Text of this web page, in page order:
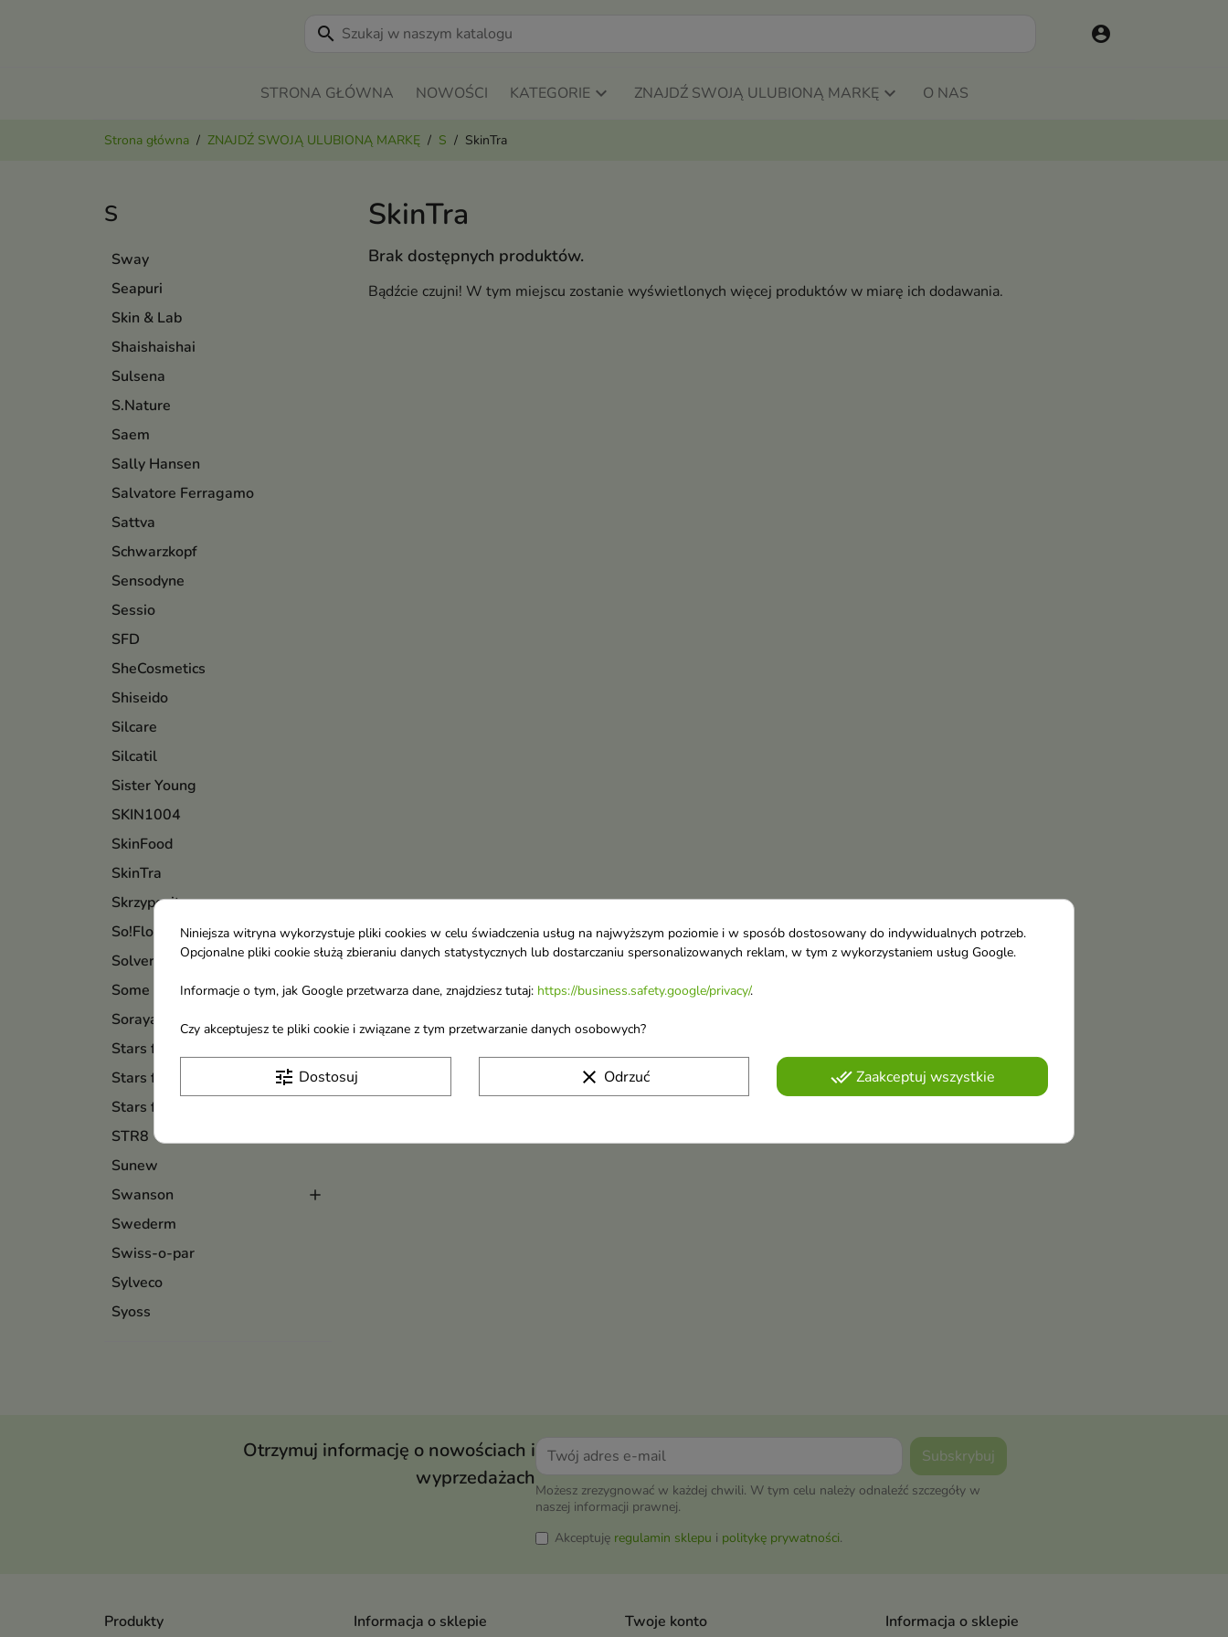
search account_circle
STRONA GŁÓWNA NOWOŚCI KATEGORIE ZNAJDŹ SWOJĄ ULUBIONĄ MARKĘ O NAS
Strona główna ZNAJDŹ SWOJĄ ULUBIONĄ MARKĘ S SkinTra
S
Sway
Seapuri
Skin & Lab
Shaishaishai
Sulsena
S.Nature
Saem
Sally Hansen
Salvatore Ferragamo
Sattva
Schwarzkopf
Sensodyne
Sessio
SFD
SheCosmetics
Shiseido
Silcare
Silcatil
Sister Young
SKIN1004
SkinFood
SkinTra
Skrzypovita
So!Flow
Solverx
Some By Mi
Soraya
Stars from The Stars
Stars from The Stars Makijaż
Stars from The Stars Nails
STR8
Sunew
Swanson
Swederm
Swiss-o-par
Sylveco
Syoss
SkinTra
Brak dostępnych produktów.
Bądźcie czujni! W tym miejscu zostanie wyświetlonych więcej produktów w miarę ich dodawania.
Otrzymuj informację o nowościach i
wyprzedażach
Możesz zrezygnować w każdej chwili. W tym celu należy odnaleźć szczegóły w
naszej informacji prawnej.
Akceptuję regulamin sklepu i politykę prywatności.
Produkty Informacja o sklepie Twoje konto Informacja o sklepie
Niniejsza witryna wykorzystuje pliki cookies w celu świadczenia usług na najwyższym poziomie i w sposób dostosowany do indywidualnych potrzeb.
Opcjonalne pliki cookie służą zbieraniu danych statystycznych lub dostarczaniu spersonalizowanych reklam, w tym z wykorzystaniem usług Google.
Informacje o tym, jak Google przetwarza dane, znajdziesz tutaj: https://business.safety.google/privacy/.
Czy akceptujesz te pliki cookie i związane z tym przetwarzanie danych osobowych?
tune Dostosuj clear Odrzuć done_allZaakceptuj wszystkie